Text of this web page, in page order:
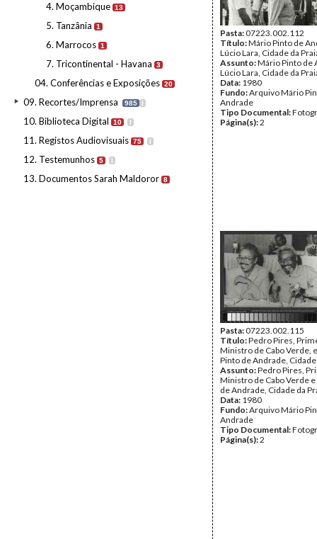
4. Moçambique 13
5. Tanzânia 1
6. Marrocos 1
7. Tricontinental - Havana 3
04. Conferências e Exposições 20
09. Recortes/Imprensa 985 I
10. Biblioteca Digital 10 I
11. Registos Audiovisuais 75 I
12. Testemunhos 5 I
13. Documentos Sarah Maldoror 8
Pasta:07223.002.112
Título:Mário Pinto de
Lúcio Lara, Cidade da
Assunto:Mário Pinto de
Lúcio Lara, Cidade da
Data: 1980
Fundo:Arquivo Mário
Andrade
Tipo Documental:
Página(s):2
Pasta:07223.002.115
Título:Pedro Pires,
Ministro de Cabo Verde,
Pinto de Andrade, Cidade
Assunto:Pedro Pires,
Ministro de Cabo Verde
de Andrade, Cidade da
Data: 1980
Fundo:Arquivo Mário
Andrade
Tipo Documental:
Página(s):2